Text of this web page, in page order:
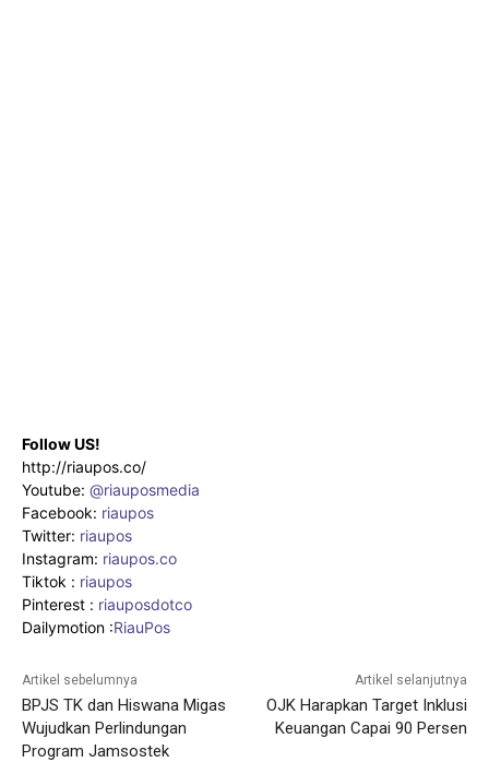
Follow US!
http://riaupos.co/
Youtube: @riauposmedia
Facebook: riaupos
Twitter: riaupos
Instagram: riaupos.co
Tiktok : riaupos
Pinterest : riauposdotco
Dailymotion :RiauPos
Artikel sebelumnya
BPJS TK dan Hiswana Migas
Wujudkan Perlindungan
Program Jamsostek
Artikel selanjutnya
OJK Harapkan Target Inklusi
Keuangan Capai 90 Persen